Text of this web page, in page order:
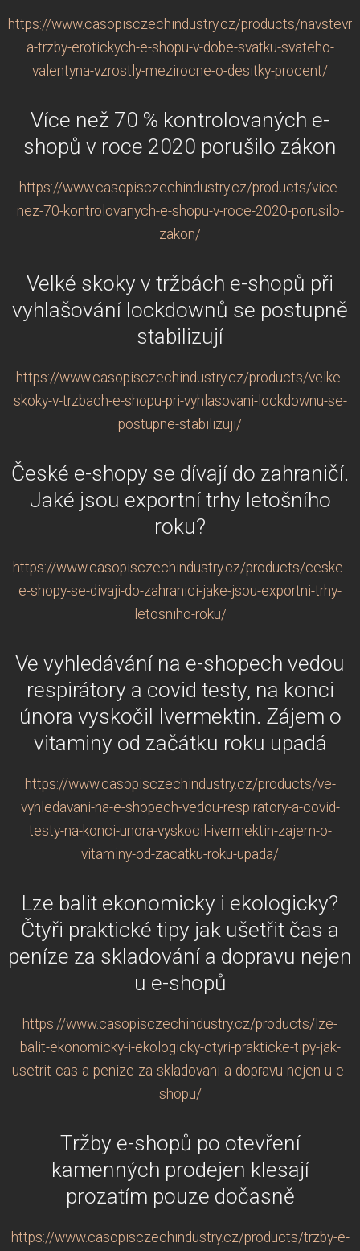
https://www.casopisczechindustry.cz/products/
a-trzby-erotickych-e-shopu-v-dobe-svatku-svateho-
valentyna-vzrostly-mezirocne-o-desitky-procent/
Více než 70 % kontrolovaných e-
shopů v roce 2020 porušilo zákon
https://www.casopisczechindustry.cz/products/vice-
nez-70-kontrolovanych-e-shopu-v-roce-2020-porusilo-
zakon/
Velké skoky v tržbách e-shopů při
vyhlašování lockdownů se postupně
stabilizují
https://www.casopisczechindustry.cz/products/velke-
skoky-v-trzbach-e-shopu-pri-vyhlasovani-lockdownu-se-
postupne-stabilizuji/
České e-shopy se dívají do zahraničí.
Jaké jsou exportní trhy letošního
roku?
https://www.casopisczechindustry.cz/products/ceske-
e-shopy-se-divaji-do-zahranici-jake-jsou-exportni-trhy-
letosniho-roku/
Ve vyhledávání na e-shopech vedou
respirátory a covid testy, na konci
února vyskočil Ivermektin. Zájem o
vitaminy od začátku roku upadá
https://www.casopisczechindustry.cz/products/ve-
vyhledavani-na-e-shopech-vedou-respiratory-a-covid-
testy-na-konci-unora-vyskocil-ivermektin-zajem-o-
vitaminy-od-zacatku-roku-upada/
Lze balit ekonomicky i ekologicky?
Čtyři praktické tipy jak ušetřit čas a
peníze za skladování a dopravu nejen
u e-shopů
https://www.casopisczechindustry.cz/products/lze-
balit-ekonomicky-i-ekologicky-ctyri-prakticke-tipy-jak-
usetrit-cas-a-penize-za-skladovani-a-dopravu-nejen-u-e-
shopu/
Tržby e-shopů po otevření
kamenných prodejen klesají
prozatím pouze dočasně
https://www.casopisczechindustry.cz/products/trzby-e-